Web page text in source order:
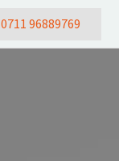
0711 96889769